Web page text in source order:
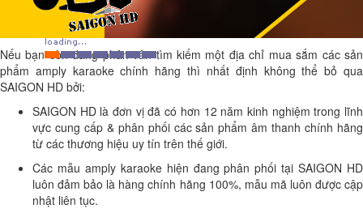
Nếu bạn còn đang phân vân tìm kiếm một địa chỉ mua sắm các sản
phẩm amply karaoke chính hãng thì nhất định không thể bỏ qua
SAIGON HD bởi:
SAIGON HD là đơn vị đã có hơn 12 năm kinh nghiệm trong lĩnh
vực cung cấp & phân phối các sản phẩm âm thanh chính hãng
từ các thương hiệu uy tín trên thế giới.
Các mẫu amply karaoke hiện đang phân phối tại SAIGON HD
luôn đảm bảo là hàng chính hãng 100%, mẫu mã luôn được cập
nhật liên tục.